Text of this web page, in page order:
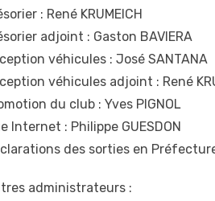
: René KRUMEICH
adjoint : Gaston BAVIERA
véhicules : José SANTANA
véhicules adjoint : René
du club : Yves PIGNOL
Internet : Philippe GUESDON
des sorties en
administrateurs :